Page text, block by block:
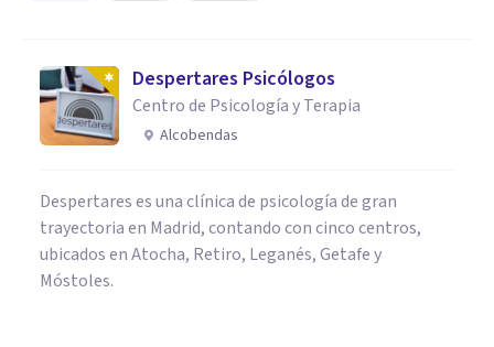
Despertares Psicólogos
Centro de Psicología y Terapia
Alcobendas
Despertares es una clínica de psicología de gran
trayectoria en Madrid, contando con cinco centros,
ubicados en Atocha, Retiro, Leganés, Getafe y
Móstoles.